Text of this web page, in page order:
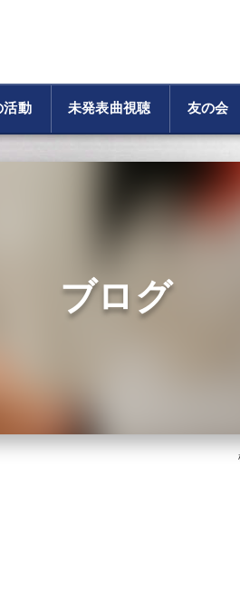
動 未発表曲視聴 友の会
ブログ